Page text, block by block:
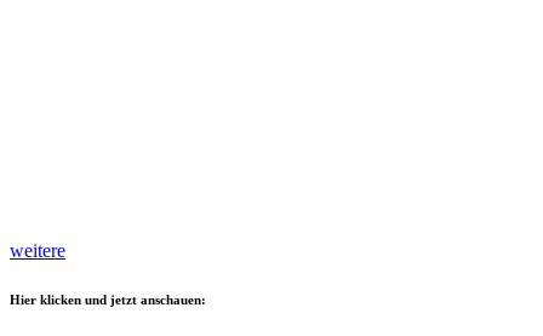
weitere
Hier klicken und jetzt anschauen: